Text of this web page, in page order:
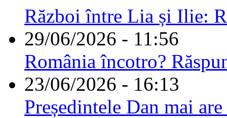
Război între Lia și Ilie:
29/06/2026 - 11:56
România încotro?
23/06/2026 - 16:13
Președintele Dan mai